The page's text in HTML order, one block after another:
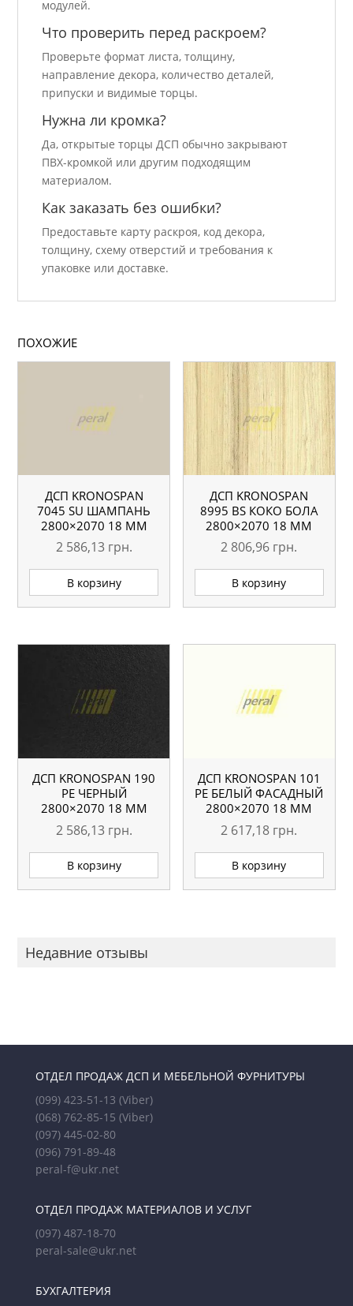
модулей.
Что проверить перед раскроем?
Проверьте формат листа, толщину,
направление декора, количество деталей,
припуски и видимые торцы.
Нужна ли кромка?
Да, открытые торцы ДСП обычно закрывают
ПВХ-кромкой или другим подходящим
материалом.
Как заказать без ошибки?
Предоставьте карту раскроя, код декора,
толщину, схему отверстий и требования к
упаковке или доставке.
ПОХОЖИЕ
ДСП KRONOSPAN
7045 SU ШАМПАНЬ
2800×2070 18 ММ
2 586,13 грн.
В корзину
ДСП KRONOSPAN
8995 ВS КОКО БОЛА
2800×2070 18 ММ
2 806,96 грн.
В корзину
ДСП KRONOSPAN 190
РЕ ЧЕРНЫЙ
2800×2070 18 ММ
2 586,13 грн.
В корзину
ДСП KRONOSPAN 101
РЕ БЕЛЫЙ ФАСАДНЫЙ
2800×2070 18 ММ
2 617,18 грн.
В корзину
Недавние отзывы
ОТДЕЛ ПРОДАЖ ДСП И МЕБЕЛЬНОЙ ФУРНИТУРЫ
(099) 423-51-13 (Viber)
(068) 762-85-15 (Viber)
(097) 445-02-80
(096) 791-89-48
peral-f@ukr.net
ОТДЕЛ ПРОДАЖ МАТЕРИАЛОВ И УСЛУГ
(097) 487-18-70
peral-sale@ukr.net
БУХГАЛТЕРИЯ